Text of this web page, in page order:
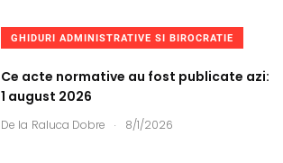
GHIDURI ADMINISTRATIVE SI BIROCRATIE
Ce acte normative au fost publicate azi:
1 august 2026
De la Raluca Dobre . 8/1/2026